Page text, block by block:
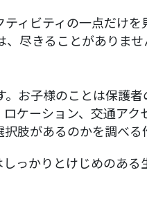
ィビティの一点だけ
尽きることがありませ
お子様のことは保護
ケーション、交通ア
肢があるのかを調べる
っかりとけじめのあ